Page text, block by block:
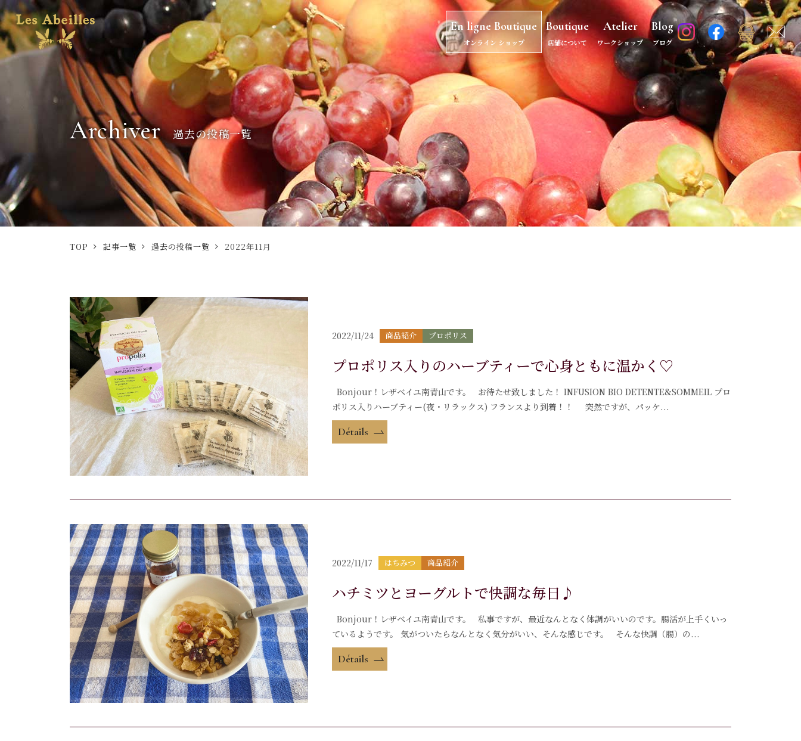
En ligne Boutique
オンライン ショップ
Boutique
店舗について
Atelier
ワークショップ
Blog
ブログ
Archiver 過去の投稿一覧
TOP 記事一覧 過去の投稿一覧 2022年11月
2022/11/24 商品紹介 プロポリス
プロポリス入りのハーブティーで心身ともに温かく♡
Bonjour！レザベイユ南青山です。 お待たせ致しました！ INFUSION BIO DETENTE&SOMMEIL プロ
ポリス入りハーブティー(夜・リラックス) フランスより到着！！ 突然ですが、パッケ...
Détails
2022/11/17 はちみつ 商品紹介
ハチミツとヨーグルトで快調な毎日♪
Bonjour！レザベイユ南青山です。 私事ですが、最近なんとなく体調がいいのです。腸活が上手くいっ
ているようです。 気がついたらなんとなく気分がいい、そんな感じです。 そんな快調（腸）の...
Détails